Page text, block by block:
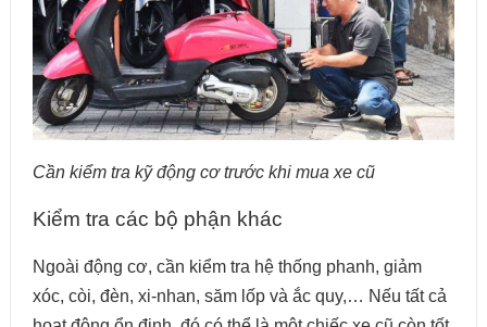
Cần kiểm tra kỹ động cơ trước khi mua xe cũ
Kiểm tra các bộ phận khác
Ngoài động cơ, cần kiểm tra hệ thống phanh, giảm
xóc, còi, đèn, xi-nhan, săm lốp và ắc quy,… Nếu tất cả